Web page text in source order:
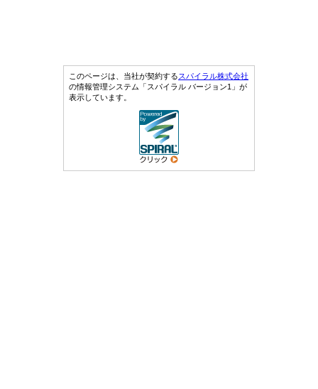
このページは、当社が契約するスパイラル株式会社
の情報管理システム「スパイラル バージョン1」が
表示しています。